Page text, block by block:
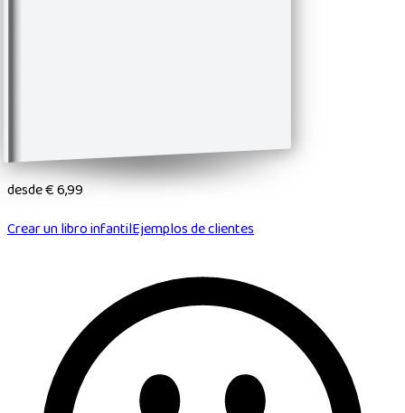
desde€ 6,99
Crear un libro infantilEjemplos de clientes